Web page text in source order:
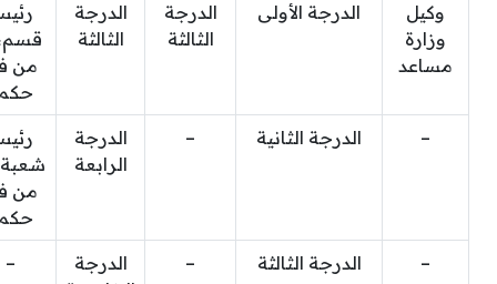
وكيل
وزارة
مساعد
الدرجة الأولى
الدرجة
الثالثة
الدرجة
الثالثة
من
– الدرجة الثانية –
الدرجة
الرابعة
من
– الدرجة الثالثة –
الدرجة
–